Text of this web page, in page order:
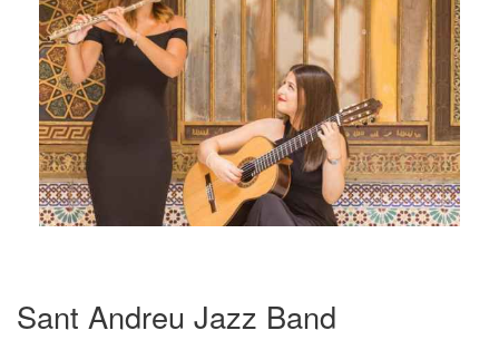
Sant Andreu Jazz Band